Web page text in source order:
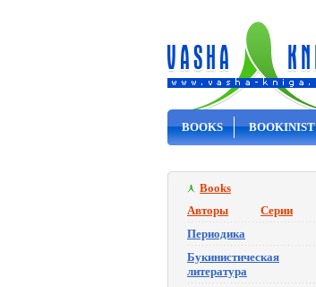
BOOKS BOOKINIST
Books
Авторы
Серии
Периодика
Букинистическая
литература